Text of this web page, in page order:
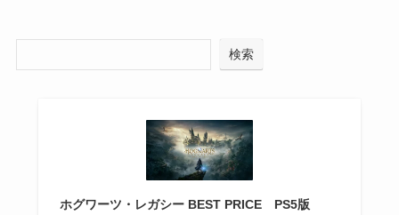
検索
ホグワーツ・レガシー BEST PRICE PS5版